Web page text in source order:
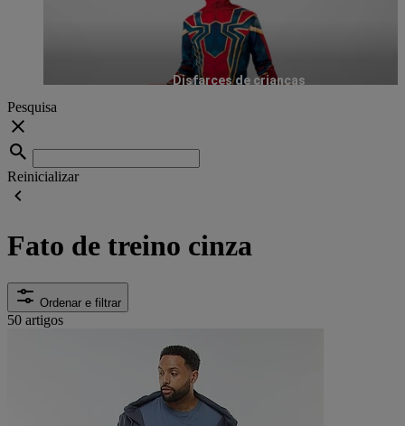
Disfarces de crianças
Pesquisa
Reinicializar
Fato de treino cinza
Ordenar e filtrar
50 artigos